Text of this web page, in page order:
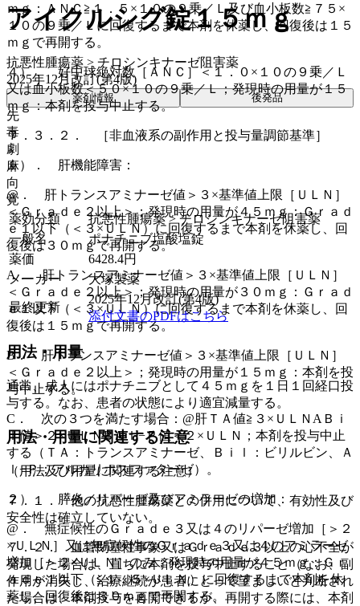
ｍｇ：ＡＮＣ≧１．５×１０の９乗／Ｌ及び血小板数≧７５×
１０の９乗／Ｌに回復するまで本剤を休薬し、回復後は１５
ｍｇで再開する。
４）． 好中球絶対数［ＡＮＣ］＜１．０×１０の９乗／Ｌ
又は血小板数＜５０×１０の９乗／Ｌ；発現時の用量が１５
ｍｇ：本剤を投与中止する。
７．３．２． ［非血液系の副作用と投与量調節基準］
１）． 肝機能障害：
@． 肝トランスアミナーゼ値＞３×基準値上限［ＵＬＮ］
＜Ｇｒａｄｅ２以上＞；発現時の用量が４５ｍｇ：Ｇｒａｄ
ｅ１以下（＜３×ＵＬＮ）に回復するまで本剤を休薬し、回
復後は３０ｍｇで再開する。
A． 肝トランスアミナーゼ値＞３×基準値上限［ＵＬＮ］
＜Ｇｒａｄｅ２以上＞；発現時の用量が３０ｍｇ：Ｇｒａｄ
ｅ１以下（＜３×ＵＬＮ）に回復するまで本剤を休薬し、回
復後は１５ｍｇで再開する。
B． 肝トランスアミナーゼ値＞３×基準値上限［ＵＬＮ］
＜Ｇｒａｄｅ２以上＞；発現時の用量が１５ｍｇ：本剤を投
与中止する。
C． 次の３つを満たす場合：@肝ＴＡ値≧３×ＵＬＮAＢｉ
ｌ値＞２×ＵＬＮBＡｌ−Ｐ値＜２×ＵＬＮ；本剤を投与中止
する（ＴＡ：トランスアミナーゼ、Ｂｉｌ：ビリルビン、Ａ
ｌ−Ｐ：アルカリホスファターゼ）。
２）． 膵炎／リパーゼ及びアミラーゼの増加：
@． 無症候性のＧｒａｄｅ３又は４のリパーゼ増加［＞２
×ＵＬＮ］又は無症候性のＧｒａｄｅ３又は４のアミラーゼ
増加［＞２×ＵＬＮ］のみ；発現時の用量が４５ｍｇ：Ｇｒ
ａｄｅ１以下（≦１．５×ＵＬＮ）に回復するまで本剤を休
薬し、回復後は３０ｍｇで再開する。
アイクルシグ錠１５ｍｇ
抗悪性腫瘍薬 > チロシンキナーゼ阻害薬
2025年12月改訂(第4版)
薬剤情報 後発品
先
毒
劇
麻
向
覚
薬効分類
抗悪性腫瘍薬 > チロシンキナーゼ阻害薬
一般名
ポナチニブ塩酸塩錠
薬価
6428.4円
メーカー
大塚製薬
最終更新
2025年12月改訂(第4版)
添付文書のPDFはこちら
用法・用量
通常、成人にはポナチニブとして４５ｍｇを１日１回経口投
与する。なお、患者の状態により適宜減量する。
用法・用量に関連する注意
（用法及び用量に関連する注意）
７．１． 他の抗悪性腫瘍薬との併用について、有効性及び
安全性は確立していない。
７．２． 血管閉塞性事象又はＧｒａｄｅ３以上の心不全が
発現した場合は、直ちに本剤を投与中止すること（なお、副
作用が消失し、治療継続が患者にとって望ましいと判断され
た場合は、本剤投与を再開できるが、再開する際には、本剤